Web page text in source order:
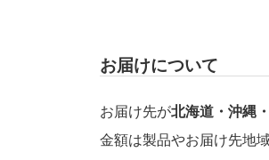
お届けについて
お届け先が北海道・沖縄
金額は製品やお届け先地